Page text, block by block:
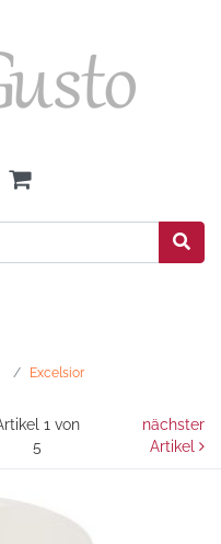
Excelsior
1 von
5
nächster
Artikel